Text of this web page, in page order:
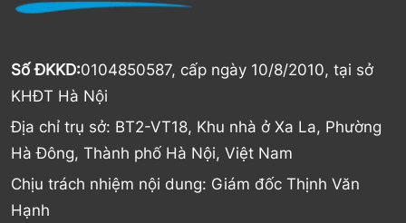
Số ĐKKD:0104850587, cấp ngày 10/8/2010, tại sở
KHĐT Hà Nội
Địa chỉ trụ sở: BT2-VT18, Khu nhà ở Xa La, Phường
Hà Đông, Thành phố Hà Nội, Việt Nam
Chịu trách nhiệm nội dung: Giám đốc Thịnh Văn
Hạnh